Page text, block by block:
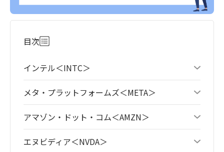
目次
インテル＜INTC＞
メタ・プラットフォームズ＜META＞
アマゾン・ドット・コム＜AMZN＞
エヌビディア＜NVDA＞